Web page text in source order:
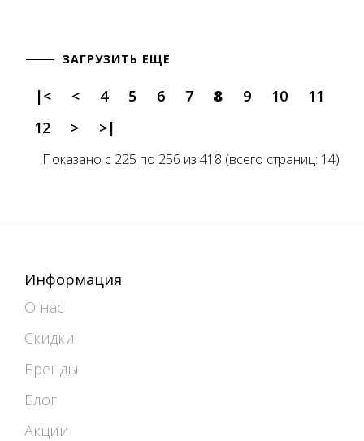
ЗАГРУЗИТЬ ЕЩЕ
|< < 4 5 6 7 8 9 10
11
12
> >|
Показано с 225 по 256 из 418 (всего страниц: 14)
Информация
О нас
Скидки
Бренды
Блог
Акции